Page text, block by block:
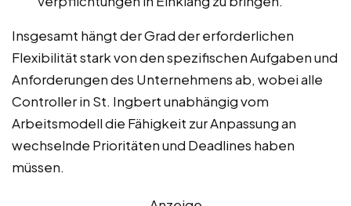
Insgesamt hängt der Grad der erforderlichen
Flexibilität stark von den spezifischen Aufgaben und
Anforderungen des Unternehmens ab, wobei alle
Controller in St. Ingbert unabhängig vom
Arbeitsmodell die Fähigkeit zur Anpassung an
wechselnde Prioritäten und Deadlines haben
müssen.